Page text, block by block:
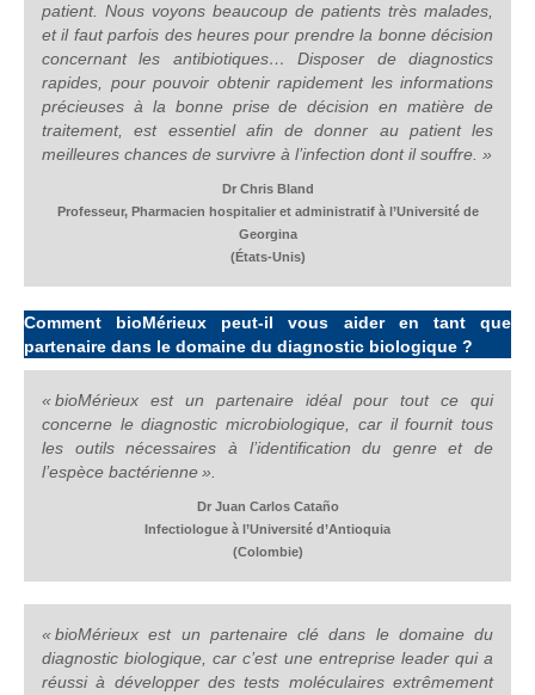
patient. Nous voyons beaucoup de patients très malades,
et il faut parfois des heures pour prendre la bonne décision
concernant les antibiotiques… Disposer de diagnostics
rapides, pour pouvoir obtenir rapidement les informations
précieuses à la bonne prise de décision en matière de
traitement, est essentiel afin de donner au patient les
meilleures chances de survivre à l’infection dont il souffre. »
Dr Chris Bland
Professeur, Pharmacien hospitalier et administratif à l’Université de
Georgina
(États-Unis)
Comment bioMérieux peut-il vous aider en tant que
partenaire dans le domaine du diagnostic biologique ?
« bioMérieux est un partenaire idéal pour tout ce qui
concerne le diagnostic microbiologique, car il fournit tous
les outils nécessaires à l’identification du genre et de
l’espèce bactérienne ».
Dr Juan Carlos Cataño
Infectiologue à l’Université d’Antioquia
(Colombie)
« bioMérieux est un partenaire clé dans le domaine du
diagnostic biologique, car c’est une entreprise leader qui a
réussi à développer des tests moléculaires extrêmement